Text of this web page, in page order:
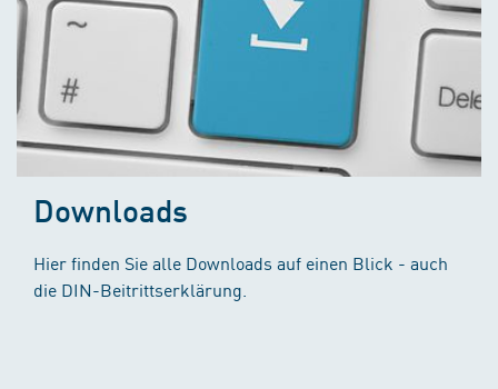
Downloads
Hier finden Sie alle Downloads auf einen Blick - auch
die DIN-Beitrittserklärung.